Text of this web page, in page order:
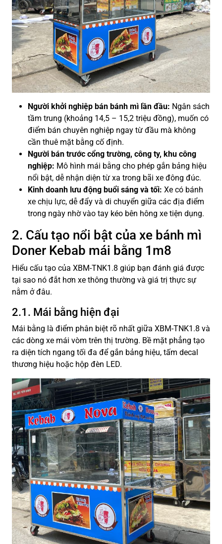
Người khởi nghiệp bán bánh mì lần đầu: Ngân sách
tầm trung (khoảng 14,5 – 15,2 triệu đồng), muốn có
điểm bán chuyên nghiệp ngay từ đầu mà không
cần thuê mặt bằng cố định.
Người bán trước cổng trường, công ty, khu công
nghiệp: Mô hình mái bằng cho phép gắn bảng hiệu
nổi bật, dễ nhận diện từ xa trong bãi xe đông đúc.
Kinh doanh lưu động buổi sáng và tối: Xe có bánh
xe chịu lực, dễ đẩy và di chuyển giữa các địa điểm
trong ngày nhờ vào tay kéo bên hông xe tiện dụng.
2. Cấu tạo nổi bật của xe bánh mì
Doner Kebab mái bằng 1m8
Hiểu cấu tạo của XBM-TNK1.8 giúp bạn đánh giá được
tại sao nó đắt hơn xe thông thường và giá trị thực sự
nằm ở đâu.
2.1. Mái bằng hiện đại
Mái bằng là điểm phân biệt rõ nhất giữa XBM-TNK1.8 và
các dòng xe mái vòm trên thị trường. Bề mặt phẳng tạo
ra diện tích ngang tối đa để gắn bảng hiệu, tấm decal
thương hiệu hoặc hộp đèn LED.